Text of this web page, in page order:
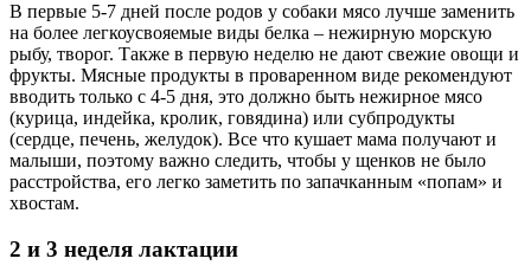
В первые 5-7 дней после родов у собаки мясо лучше заменить
на более легкоусвояемые виды белка – нежирную морскую
рыбу, творог. Также в первую неделю не дают свежие овощи и
фрукты. Мясные продукты в проваренном виде рекомендуют
вводить только с 4-5 дня, это должно быть нежирное мясо
(курица, индейка, кролик, говядина) или субпродукты
(сердце, печень, желудок). Все что кушает мама получают и
малыши, поэтому важно следить, чтобы у щенков не было
расстройства, его легко заметить по запачканным «попам» и
хвостам.
2 и 3 неделя лактации